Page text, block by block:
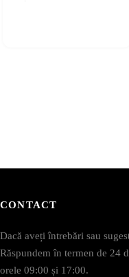
CONTACT
Dacă aveți întrebări sau
Răspundem în termen de 24
orele 09:00 și 17:00.